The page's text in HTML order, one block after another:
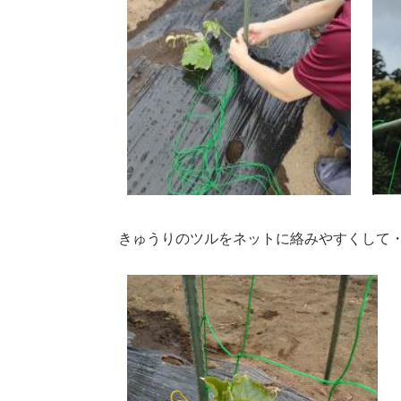
きゅうりのツルをネットに絡みやすくして